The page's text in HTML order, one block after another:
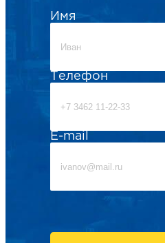
Имя
Телефон
E-mail